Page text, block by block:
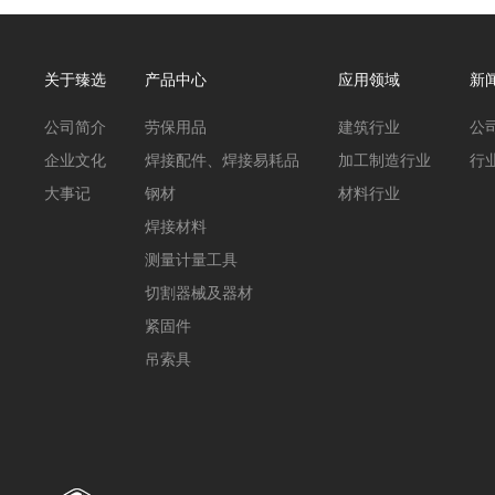
关于臻选
公司简介
企业文化
大事记
产品中心
劳保用品
焊接配件、焊接易耗品
钢材
焊接材料
测量计量工具
切割器械及器材
紧固件
吊索具
应用领域
建筑行业
加工制造行业
材料行业
新
公
行